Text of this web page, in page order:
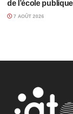
de l’école publique
7 AOÛT 2026